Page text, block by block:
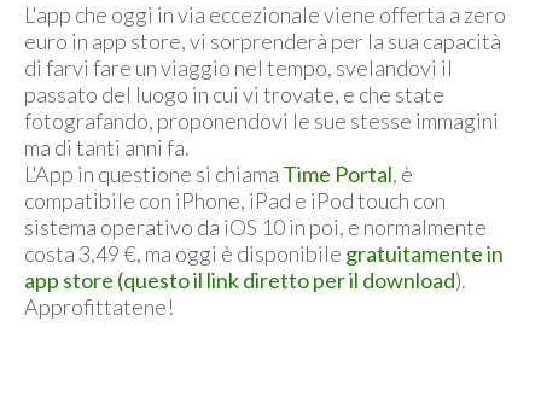
L'app che oggi in via eccezionale viene offerta a zero
euro in app store, vi sorprenderà per la sua capacità
di farvi fare un viaggio nel tempo, svelandovi il
passato del luogo in cui vi trovate, e che state
fotografando, proponendovi le sue stesse immagini
ma di tanti anni fa.
L'App in questione si chiama Time Portal, è
compatibile con iPhone, iPad e iPod touch con
sistema operativo da iOS 10 in poi, e normalmente
costa 3,49 €, ma oggi è disponibile gratuitamente in
app store (questo il link diretto per il download).
Approfittatene!